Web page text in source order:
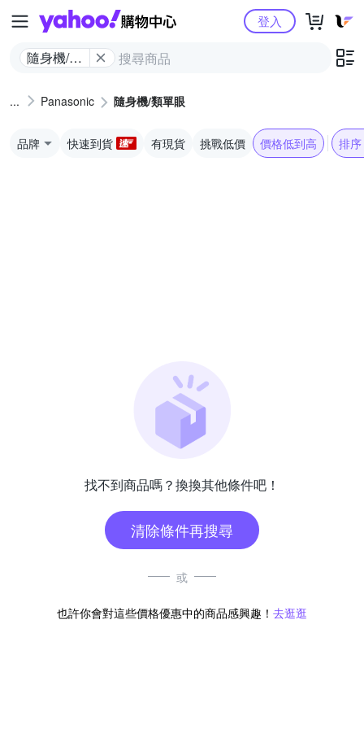
Yahoo購物中心
隨身機/類
登入
Panasonic 隨身機/類單眼
品牌 快速到貨 有現貨 挑戰低價 價格低到高 排序
找不到商品嗎？換換其他條件吧！
清除條件再搜尋
或
也許你會對這些價格優惠中的商品感興趣！ 去逛逛